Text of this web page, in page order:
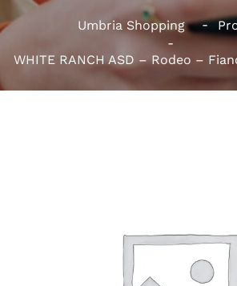
Umbria Shopping
WHITE RANCH ASD – Rodeo –